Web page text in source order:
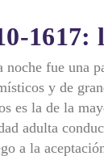
1617:
noche fue una
y de
es la de la
adulta
a la